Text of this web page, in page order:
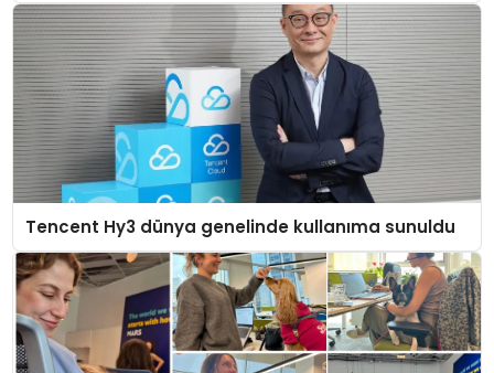
Tencent Hy3 dünya genelinde kullanıma sunuldu